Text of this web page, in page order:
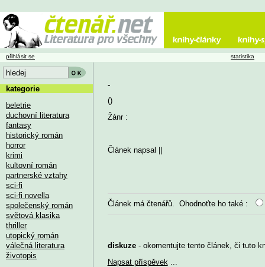
-
()
Žánr :
Článek napsal
Článek má čtenářů. Ohodnoťte ho také :
diskuze- okomentujte tento článek, či tuto
Napsat příspěvek
přihlásit se statistika
kategorie
beletrie
duchovní literatura
fantasy
historický román
horror
krimi
kultovní román
partnerské vztahy
sci-fi
sci-fi novella
společenský román
světová klasika
thriller
utopický román
válečná literatura
životopis